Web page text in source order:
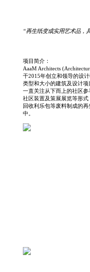
“再生纸变成实用艺术品，
项目简介：
AaaM Architects
干2015年创立和领导的设
类型和大小的建筑及设计
一直关注从下而上的社区参
社区装置及策展展览等形
回收利乐包等废料制成的
中。